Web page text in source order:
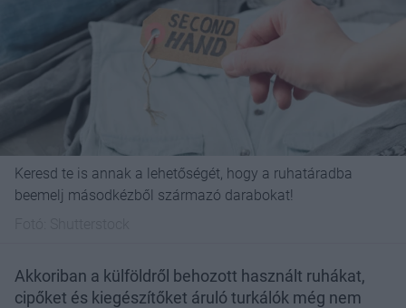
Keresd te is annak a lehetőségét, hogy a ruhatáradba
beemelj másodkézből származó darabokat!
Akkoriban a külföldről behozott használt ruhákat,
cipőket és kiegészítőket áruló turkálók még nem